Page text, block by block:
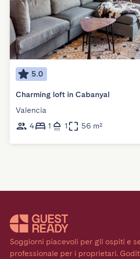
5.0
Charming loft in Cabanyal
Valencia
4
1 1 56 m²
Soggiorni piacevoli per gli ospiti e
professionale per i proprietari.